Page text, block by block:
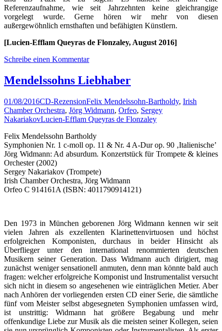
Referenzaufnahme, wie seit Jahrzehnten keine gleichrangige
vorgelegt wurde. Gerne hören wir mehr von diesen
außergewöhnlich ernsthaften und befähigten Künstlern.
[Lucien-Efflam Queyras de Flonzaley, August 2016]
Schreibe einen Kommentar
Mendelssohns Liebhaber
01/08/2016CD-RezensionFelix Mendelssohn-Bartholdy, Irish
Chamber Orchestra, Jörg Widmann, Orfeo, Sergey
NakariakovLucien-Efflam Queyras de Flonzaley
Felix Mendelssohn Bartholdy
Symphonien Nr. 1 c-moll op. 11 & Nr. 4 A-Dur op. 90 ‚Italienische’
Jörg Widmann: Ad absurdum. Konzertstück für Trompete & kleines
Orchester (2002)
Sergey Nakariakov (Trompete)
Irish Chamber Orchestra, Jörg Widmann
Orfeo C 914161A (ISBN: 4011790914121)
Den 1973 in München geborenen Jörg Widmann kennen wir seit
vielen Jahren als exzellenten Klarinettenvirtuosen und höchst
erfolgreichen Komponisten, durchaus in beider Hinsicht als
Überflieger unter den international renommierten deutschen
Musikern seiner Generation. Dass Widmann auch dirigiert, mag
zunächst weniger sensationell anmuten, denn man könnte bald auch
fragen: welcher erfolgreiche Komponist und Instrumentalist versucht
sich nicht in diesem so angesehenen wie einträglichen Metier. Aber
nach Anhören der vorliegenden ersten CD einer Serie, die sämtliche
fünf vom Meister selbst abgesegneten Symphonien umfassen wird,
ist unstrittig: Widmann hat größere Begabung und mehr
offenkundige Liebe zur Musik als die meisten seiner Kollegen, seien